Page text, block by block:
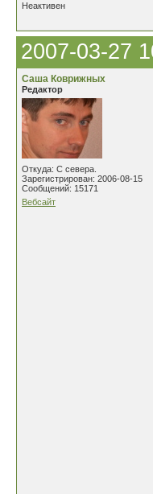
Неактивен
2007-03-27
Саша Коврижных
Редактор
Откуда: С севера.
Зарегистрирован: 2006-08-15
Сообщений: 15171
Вебсайт